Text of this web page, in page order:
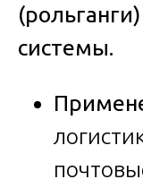
системы.